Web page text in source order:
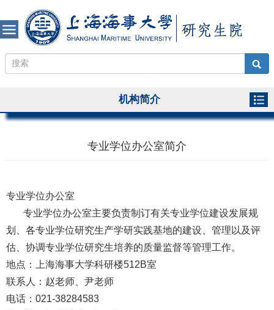
机构简介
专业学位办公室简介
专业学位办公室
专业学位办公室主要负责制订有关专业学位建设发展规
划、各专业学位研究生产学研实践基地的建设、管理以及评
估、协调专业学位研究生培养的质量监督等管理工作。
地点：上海海事大学科研楼512B室
联系人：赵老师、尹老师
电话：021-38284583